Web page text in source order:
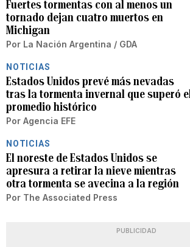
Fuertes tormentas con al menos un
tornado dejan cuatro muertos en
Michigan
Por La Nación Argentina / GDA
NOTICIAS
Estados Unidos prevé más nevadas
tras la tormenta invernal que superó el
promedio histórico
Por Agencia EFE
NOTICIAS
El noreste de Estados Unidos se
apresura a retirar la nieve mientras
otra tormenta se avecina a la región
Por The Associated Press
PUBLICIDAD